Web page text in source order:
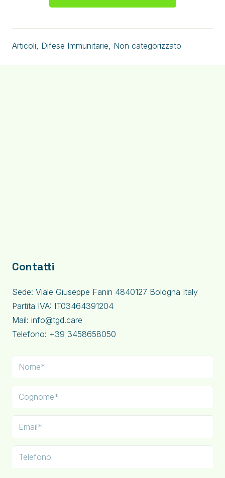
Articoli Difese Immunitarie Non categorizzato
Contatti
Sede: Viale Giuseppe Fanin 4840127 Bologna Italy
Partita IVA: IT03464391204
Mail: info@tgd.care
Telefono: +39 3458658050